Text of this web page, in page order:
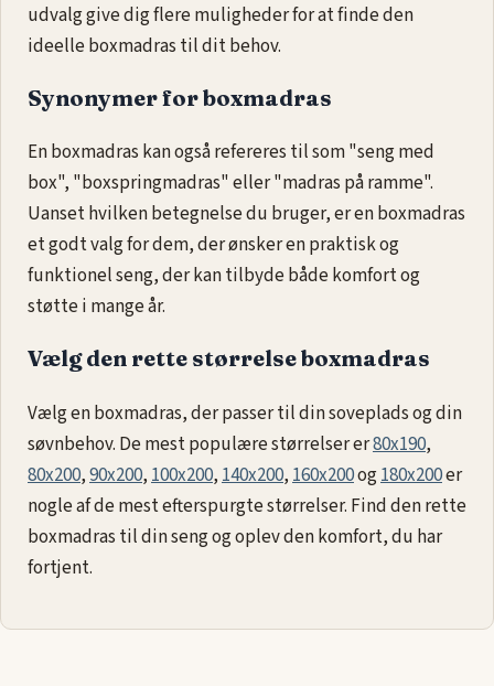
udvalg give dig flere muligheder for at finde den
ideelle boxmadras til dit behov.
Synonymer for boxmadras
En boxmadras kan også refereres til som "seng med
box", "boxspringmadras" eller "madras på ramme".
Uanset hvilken betegnelse du bruger, er en boxmadras
et godt valg for dem, der ønsker en praktisk og
funktionel seng, der kan tilbyde både komfort og
støtte i mange år.
Vælg den rette størrelse boxmadras
Vælg en boxmadras, der passer til din soveplads og din
søvnbehov. De mest populære størrelser er80x190,
80x200,90x200,100x200,140x200,160x200og180x200er
nogle af de mest efterspurgte størrelser. Find den rette
boxmadras til din seng og oplev den komfort, du har
fortjent.